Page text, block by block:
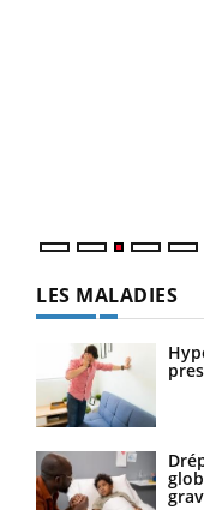
LES MALADIES